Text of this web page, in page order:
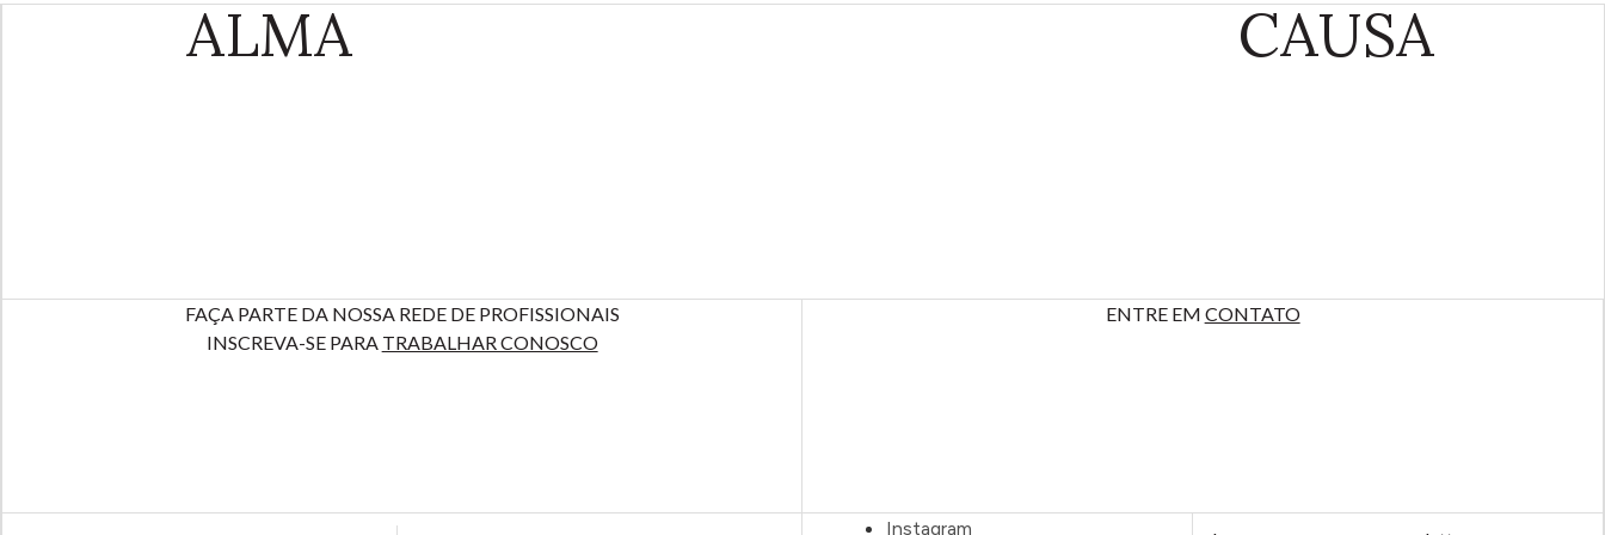
ALMA CAUSA
FAÇA PARTE DA NOSSA REDE DE PROFISSIONAIS
INSCREVA-SE PARA TRABALHAR CONOSCO
ENTRE EM CONTATO
Instagram